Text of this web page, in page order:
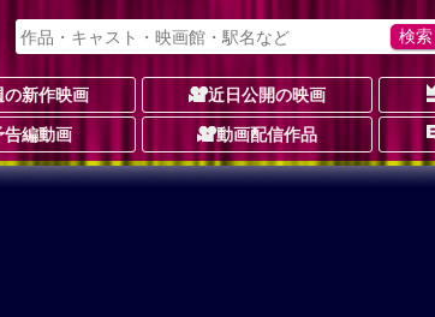
の新作映画 近日公開の映画
告編動画 動画配信作品